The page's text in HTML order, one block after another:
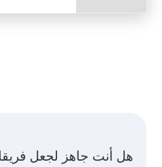
هل أنت جاهز لجعل